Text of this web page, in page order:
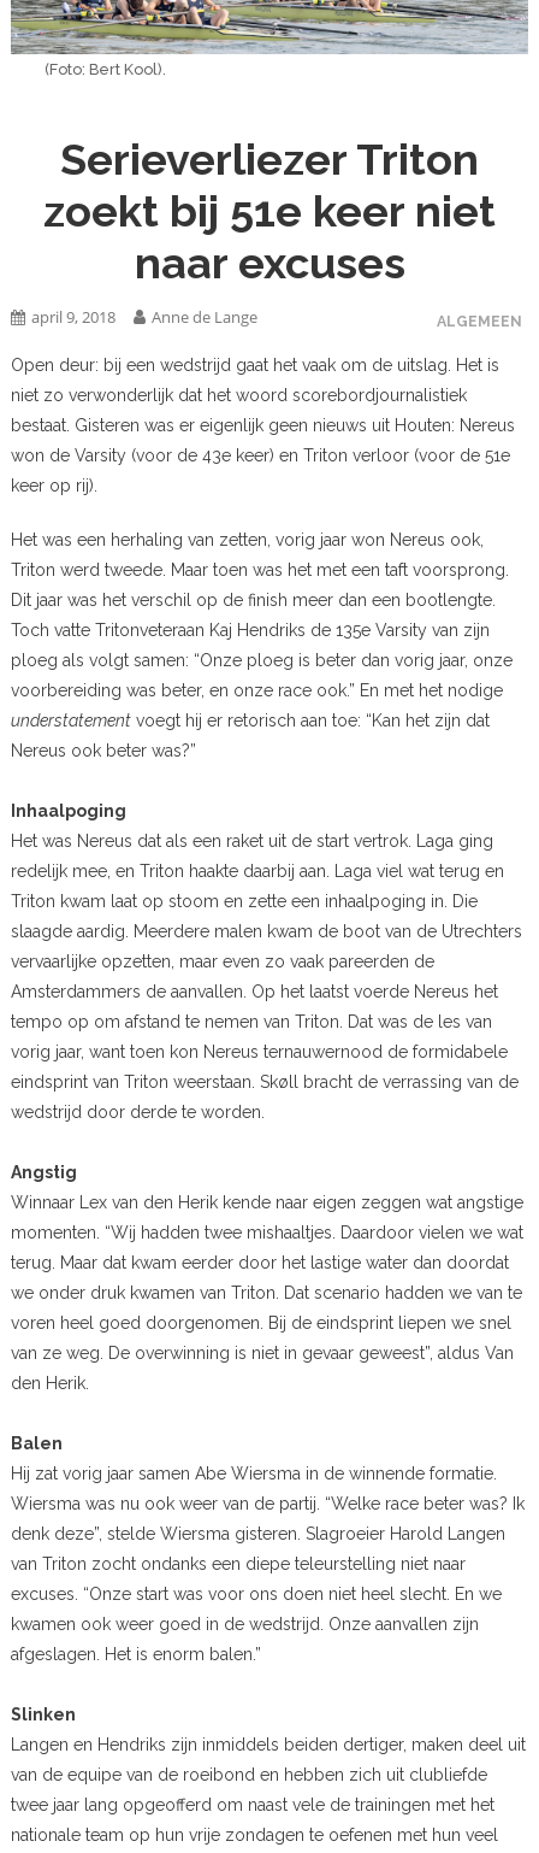
(Foto: Bert Kool).
Serieverliezer Triton
zoekt bij 51e keer niet
naar excuses
ALGEMEEN
april 9, 2018 Anne de Lange
Open deur: bij een wedstrijd gaat het vaak om de uitslag. Het is
niet zo verwonderlijk dat het woord scorebordjournalistiek
bestaat. Gisteren was er eigenlijk geen nieuws uit Houten: Nereus
won de Varsity (voor de 43e keer) en Triton verloor (voor de 51e
keer op rij).
Het was een herhaling van zetten, vorig jaar won Nereus ook,
Triton werd tweede. Maar toen was het met een taft voorsprong.
Dit jaar was het verschil op de finish meer dan een bootlengte.
Toch vatte Tritonveteraan Kaj Hendriks de 135e Varsity van zijn
ploeg als volgt samen: “Onze ploeg is beter dan vorig jaar, onze
voorbereiding was beter, en onze race ook.” En met het nodige
understatementvoegt hij er retorisch aan toe: “Kan het zijn dat
Nereus ook beter was?”
Inhaalpoging
Het was Nereus dat als een raket uit de start vertrok. Laga ging
redelijk mee, en Triton haakte daarbij aan. Laga viel wat terug en
Triton kwam laat op stoom en zette een inhaalpoging in. Die
slaagde aardig. Meerdere malen kwam de boot van de Utrechters
vervaarlijke opzetten, maar even zo vaak pareerden de
Amsterdammers de aanvallen. Op het laatst voerde Nereus het
tempo op om afstand te nemen van Triton. Dat was de les van
vorig jaar, want toen kon Nereus ternauwernood de formidabele
eindsprint van Triton weerstaan. Skøll bracht de verrassing van de
wedstrijd door derde te worden.
Angstig
Winnaar Lex van den Herik kende naar eigen zeggen wat angstige
momenten. “Wij hadden twee mishaaltjes. Daardoor vielen we wat
terug. Maar dat kwam eerder door het lastige water dan doordat
we onder druk kwamen van Triton. Dat scenario hadden we van te
voren heel goed doorgenomen. Bij de eindsprint liepen we snel
van ze weg. De overwinning is niet in gevaar geweest”, aldus Van
den Herik.
Balen
Hij zat vorig jaar samen Abe Wiersma in de winnende formatie.
Wiersma was nu ook weer van de partij. “Welke race beter was? Ik
denk deze”, stelde Wiersma gisteren. Slagroeier Harold Langen
van Triton zocht ondanks een diepe teleurstelling niet naar
excuses. “Onze start was voor ons doen niet heel slecht. En we
kwamen ook weer goed in de wedstrijd. Onze aanvallen zijn
afgeslagen. Het is enorm balen.”
Slinken
Langen en Hendriks zijn inmiddels beiden dertiger, maken deel uit
van de equipe van de roeibond en hebben zich uit clubliefde
twee jaar lang opgeofferd om naast vele de trainingen met het
nationale team op hun vrije zondagen te oefenen met hun veel